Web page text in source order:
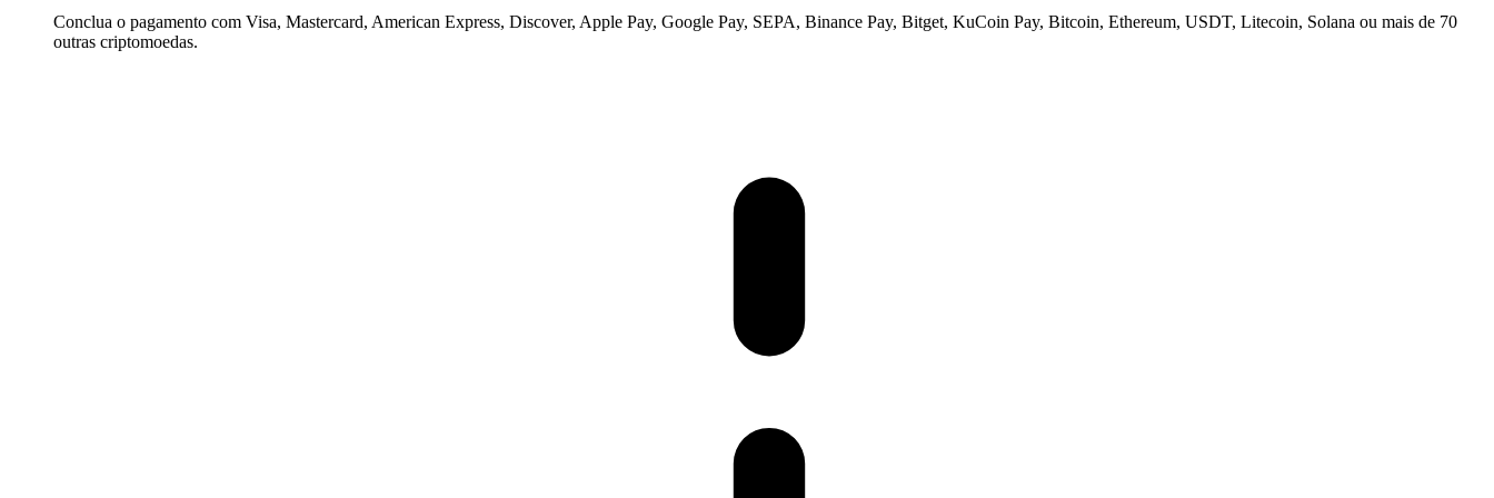
Conclua o pagamento com Visa, Mastercard, American Express, Discover, Apple Pay, Google Pay, SEPA, Binance Pay, Bitget, KuCoin Pay, Bitcoin, Ethereum, USDT, Litecoin, Solana ou mais de 70
outras criptomoedas.